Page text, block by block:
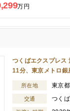
万円
つくばエクスプレス
11分、東京メトロ
所在地 東京
交通 つく